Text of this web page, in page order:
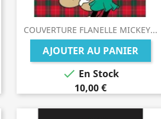
COUVERTURE FLANELLE MICKEY...
AJOUTER AU PANIER
 En Stock
10,00 €